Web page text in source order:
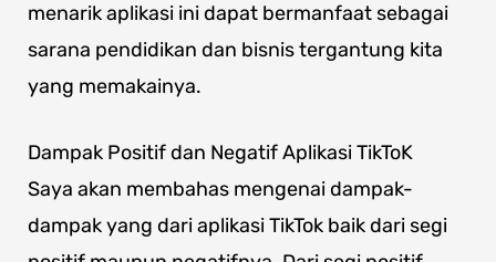
menarik aplikasi ini dapat bermanfaat sebagai
sarana pendidikan dan bisnis tergantung kita
yang memakainya.
Dampak Positif dan Negatif Aplikasi TikToK
Saya akan membahas mengenai dampak-
dampak yang dari aplikasi TikTok baik dari segi